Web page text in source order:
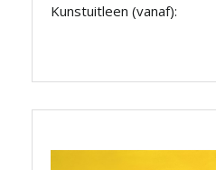
Kunstuitleen (vanaf):